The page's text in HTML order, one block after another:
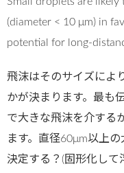
(diameter < 10 μm) in
potential for long-
飛沫はそのサイズによ
かが決まります。最も
で大きな飛沫を介する
ます。直径60μm以上
決定する？(固形化して